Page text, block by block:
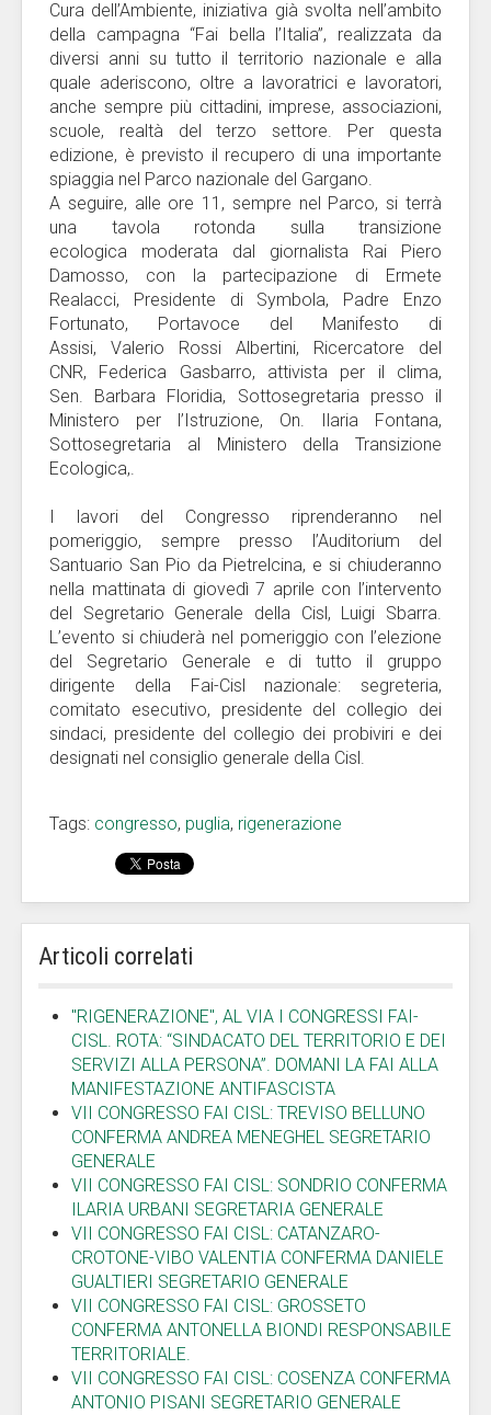
Cura dell’Ambiente, iniziativa già svolta nell’ambito
della campagna “Fai bella l’Italia”, realizzata da
diversi anni su tutto il territorio nazionale e alla
quale aderiscono, oltre a lavoratrici e lavoratori,
anche sempre più cittadini, imprese, associazioni,
scuole, realtà del terzo settore. Per questa
edizione, è previsto il recupero di una importante
spiaggia nel Parco nazionale del Gargano.
A seguire, alle ore 11, sempre nel Parco, si terrà
una tavola rotonda sulla transizione
ecologica moderata dal giornalista Rai Piero
Damosso, con la partecipazione di Ermete
Realacci, Presidente di Symbola, Padre Enzo
Fortunato, Portavoce del Manifesto di
Assisi, Valerio Rossi Albertini, Ricercatore del
CNR, Federica Gasbarro, attivista per il clima,
Sen. Barbara Floridia, Sottosegretaria presso il
Ministero per l’Istruzione, On. Ilaria Fontana,
Sottosegretaria al Ministero della Transizione
Ecologica,.
I lavori del Congresso riprenderanno nel
pomeriggio, sempre presso l’Auditorium del
Santuario San Pio da Pietrelcina, e si chiuderanno
nella mattinata di giovedì 7 aprile con l’intervento
del Segretario Generale della Cisl, Luigi Sbarra.
L’evento si chiuderà nel pomeriggio con l’elezione
del Segretario Generale e di tutto il gruppo
dirigente della Fai-Cisl nazionale: segreteria,
comitato esecutivo, presidente del collegio dei
sindaci, presidente del collegio dei probiviri e dei
designati nel consiglio generale della Cisl.
Tags: congresso, puglia, rigenerazione
Articoli correlati
"RIGENERAZIONE", AL VIA I CONGRESSI FAI-
CISL. ROTA: “SINDACATO DEL TERRITORIO E DEI
SERVIZI ALLA PERSONA”. DOMANI LA FAI ALLA
MANIFESTAZIONE ANTIFASCISTA
VII CONGRESSO FAI CISL: TREVISO BELLUNO
CONFERMA ANDREA MENEGHEL SEGRETARIO
GENERALE
VII CONGRESSO FAI CISL: SONDRIO CONFERMA
ILARIA URBANI SEGRETARIA GENERALE
VII CONGRESSO FAI CISL: CATANZARO-
CROTONE-VIBO VALENTIA CONFERMA DANIELE
GUALTIERI SEGRETARIO GENERALE
VII CONGRESSO FAI CISL: GROSSETO
CONFERMA ANTONELLA BIONDI RESPONSABILE
TERRITORIALE.
VII CONGRESSO FAI CISL: COSENZA CONFERMA
ANTONIO PISANI SEGRETARIO GENERALE